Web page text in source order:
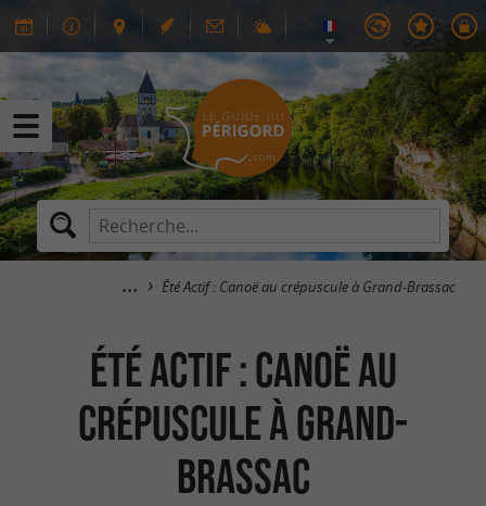
Été Actif : Canoë au crépuscule à Grand-Brassac
Été Actif : Canoë au
crépuscule à Grand-
Brassac